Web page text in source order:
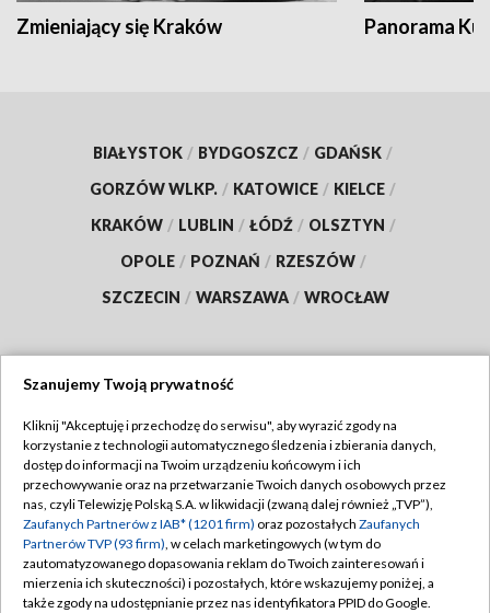
Zmieniający się Kraków Panorama
BIAŁYSTOK / BYDGOSZCZ / GDAŃSK /
GORZÓW WLKP. / KATOWICE / KIELCE /
KRAKÓW / LUBLIN / ŁÓDŹ / OLSZTYN /
OPOLE / POZNAŃ / RZESZÓW /
SZCZECIN / WARSZAWA / WROCŁAW
TVP
Abonament TVP
Emisja w TVP
Centrum informacji TVP
Naziemna Telewizja Cyfrowa
Regulamin TVP
Polityka prywatności
Moje zgody
Pomoc
Szanujemy Twoją prywatność
Kliknij "Akceptuję i przechodzę do serwisu", aby wyrazić zgody na
korzystanie z technologii automatycznego śledzenia i zbierania danych,
dostęp do informacji na Twoim urządzeniu końcowym i ich
przechowywanie oraz na przetwarzanie Twoich danych osobowych przez
nas, czyli Telewizję Polską S.A. w likwidacji (zwaną dalej również „TVP”),
Zaufanych Partnerów z IAB* (1201 firm) oraz pozostałych Zaufanych
Partnerów TVP (93 firm), w celach marketingowych (w tym do
zautomatyzowanego dopasowania reklam do Twoich zainteresowań i
mierzenia ich skuteczności) i pozostałych, które wskazujemy poniżej, a
także zgody na udostępnianie przez nas identyfikatora PPID do Google.